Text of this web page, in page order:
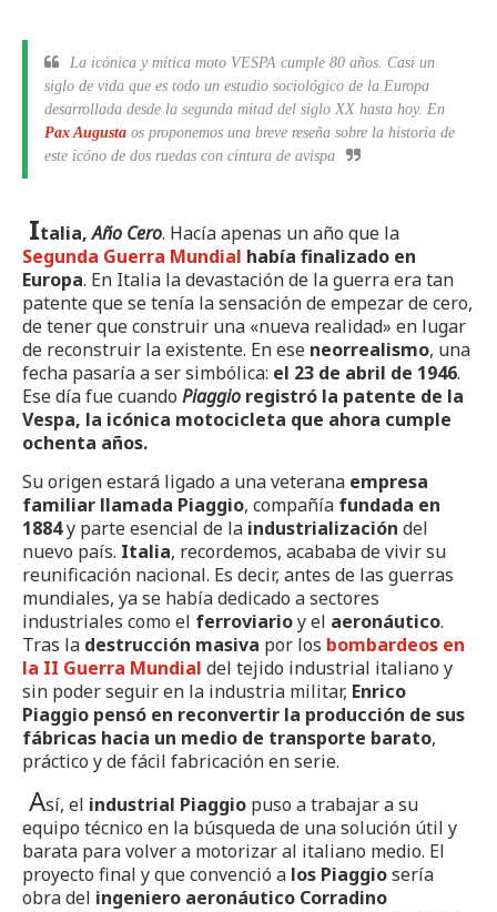
La icónica y mítica moto VESPA cumple 80 años. Casi un
siglo de vida que es todo un estudio sociológico de la Europa
desarrollada desde la segunda mitad del siglo XX hasta hoy. En
Pax Augusta os proponemos una breve reseña sobre la historia de
este icóno de dos ruedas con cintura de avispa
Italia, Año Cero. Hacía apenas un año que la
Segunda Guerra Mundial había finalizado en
Europa. En Italia la devastación de la guerra era tan
patente que se tenía la sensación de empezar de cero,
de tener que construir una «nueva realidad» en lugar
de reconstruir la existente. En ese neorrealismo, una
fecha pasaría a ser simbólica: el 23 de abril de 1946.
Ese día fue cuando Piaggio registró la patente de la
Vespa, la icónica motocicleta que ahora cumple
ochenta años.
Su origen estará ligado a una veterana empresa
familiar llamada Piaggio, compañía fundada en
1884y parte esencial de la industrialización del
nuevo país. Italia, recordemos, acababa de vivir su
reunificación nacional. Es decir, antes de las guerras
mundiales, ya se había dedicado a sectores
industriales como el ferroviarioy el aeronáutico.
Tras la destrucción masiva por los bombardeos en
la II Guerra Mundial del tejido industrial italiano y
sin poder seguir en la industria militar, Enrico
Piaggio pensó en reconvertir la producción de sus
fábricas hacia un medio de transporte barato,
práctico y de fácil fabricación en serie.
Así, el industrial Piaggio puso a trabajar a su
equipo técnico en la búsqueda de una solución útil y
barata para volver a motorizar al italiano medio. El
proyecto final y que convenció a los Piaggiosería
obra del ingeniero aeronáutico Corradino